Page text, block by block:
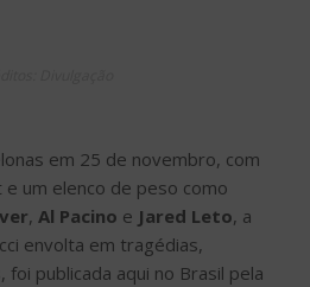
em 25 de novembro, com
um elenco de peso como
, Al Pacino e Jared Leto, a
envolta em tragédias,
foi publicada aqui no Brasil pela